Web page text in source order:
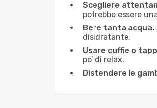
Scegliere
potrebbe essere
Bere tanta acqua:
disidratante.
Usare cuffie o
po’ di relax.
Distendere le